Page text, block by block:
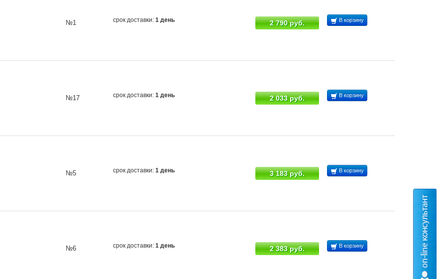
№1 срок доставки: 1 день 2 790 руб. В корзину
№17 срок доставки: 1 день 2 033 руб. В корзину
№5 срок доставки: 1 день 3 183 руб. В корзину
№6 срок доставки: 1 день 2 383 руб. В корзину